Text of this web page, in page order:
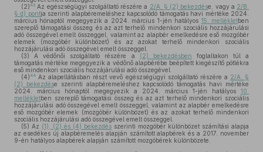
(2)43 Az egészségügyi szolgáltató részére a 2/A. § (2) bekezdése, vagy a 2/B.
§ d) pontja szerinti alapbéremeléshez kapcsolódó támogatás havi mértéke 2024.
március hónaptól megegyezik a 2024. március 1-jén hatályos 15. mellékletben
szereplő támogatási összeg és az azt terhelő mindenkori szociális hozzájárulási
adó összegével emelt összeggel, valamint az alapbér emelkedésre eső mozgóbér
elemek (mozgóbér különbözet) és az azokat terhelő mindenkori szociális
hozzájárulási adó összegével emelt összeggel.
(3) A védőnői szolgáltató részére a (2) bekezdésben foglaltakon túl a
támogatás mértéke megegyezik a védőnő alapbérébe beépített kiegészítő pótlékra
eső mindenkori szociális hozzájárulási adó összegével.
(4)44 Az alapellátásban részt vevő egészségügyi szolgáltató részére a 2/A. §
(2) bekezdése szerinti alapbéremeléshez kapcsolódó támogatás havi mértéke
2024. március hónaptól megegyezik a 2024. március 1-jén hatályos 10.
mellékletben szereplő támogatási összeg és az azt terhelő mindenkori szociális
hozzájárulási adó összegével emelt összeggel, valamint az alapbér emelkedésre
eső mozgóbér elemek (mozgóbér különbözet) és az azokat terhelő mindenkori
szociális hozzájárulási adó összegével emelt összeggel.
(5) Az (1), (2) és (4) bekezdés szerinti mozgóbér különbözet számítási alapja
az esedékes új alapbéremelés alapján számított alapbérek és a 2017. november
9-én hatályos alapbérek alapján számított mozgóbérek különbözete.